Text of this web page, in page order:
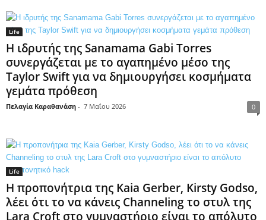
Life
Η ιδρυτής της Sanamama Gabi Torres
συνεργάζεται με το αγαπημένο μέσο της
Taylor Swift για να δημιουργήσει κοσμήματα
γεμάτα πρόθεση
Πελαγία Καραθανάση - 7 Μαΐου 2026 0
Life
Η προπονήτρια της Kaia Gerber, Kirsty Godso,
λέει ότι το να κάνεις Channeling το στυλ της
Lara Croft στο γυμναστήριο είναι το απόλυτο